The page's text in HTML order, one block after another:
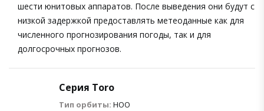
шести юнитовых аппаратов. После выведения они будут с
низкой задержкой предоставлять метеоданные как для
численного прогнозирования погоды, так и для
долгосрочных прогнозов.
Серия Toro
Тип орбиты: НОО